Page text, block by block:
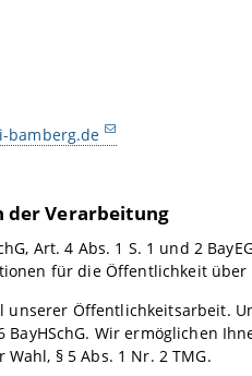
bamberg.de
der Verarbeitung
Art. 4 Abs. 1 S. 1 und 2
für die Öffentlichkeit über
unserer Öffentlichkeitsarbeit.
BayHSchG. Wir ermöglichen
§ 5 Abs. 1 Nr. 2 TMG.